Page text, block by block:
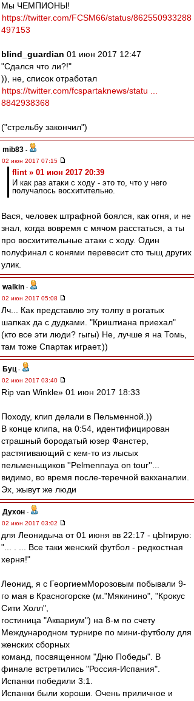
Мы ЧЕМПИОНЫ!
https://twitter.com/FCSM66/status/862550933288
497153
blind_guardian 01 июн 2017 12:47
"Сдался что ли?!"
)), не, список отработал
https://twitter.com/fcspartaknews/statu ...
8842938368
("стрельбу закончил")
mib83 -
02 июн 2017 07:15
flint » 01 июн 2017 20:39
И как раз атаки с ходу - это то, что у него
получалось восхитительно.
Вася, человек штрафной боялся, как огня, и не
знал, когда вовремя с мячом расстаться, а ты
про восхитительные атаки с ходу. Один
полуфинал с конями перевесит сто тыщ других
улик.
walkin -
02 июн 2017 05:08
Лч... Как представлю эту толпу в рогатых
шапках да с дудками. "Криштиана приехал"
(кто все эти люди? гыгы) Не, лучше я на Томь,
там тоже Спартак играет.))
Буц -
02 июн 2017 03:40
Rip van Winkle» 01 июн 2017 18:33
Походу, клип делали в Пельменной.))
В конце клипа, на 0:54, идентифицирован
страшный бородатый юзер Фанстер,
растягивающий с кем-то из лысых
пельменьщиков ''Pelmennaya on tour''...
видимо, во время после-теречной вакханалии.
Эх, жывут же люди
Духон -
02 июн 2017 03:02
для Леонидыча от 01 июня вв 22:17 - цЫтирую:
"... . ... Все таки женский футбол - редкостная
херня!"
Леонид, я с ГеоргиемМорозовым побывали 9-
го мая в Красногорске (м."Мякинино", "Крокус
Сити Холл",
гостиница "Аквариум") на 8-м по счету
Международном турнире по мини-футболу для
женских сборных
команд, посвященном "Дню Победы". В
финале встретились "Россия-Испания".
Испанки победили 3:1.
Испанки были хороши. Очень приличное и